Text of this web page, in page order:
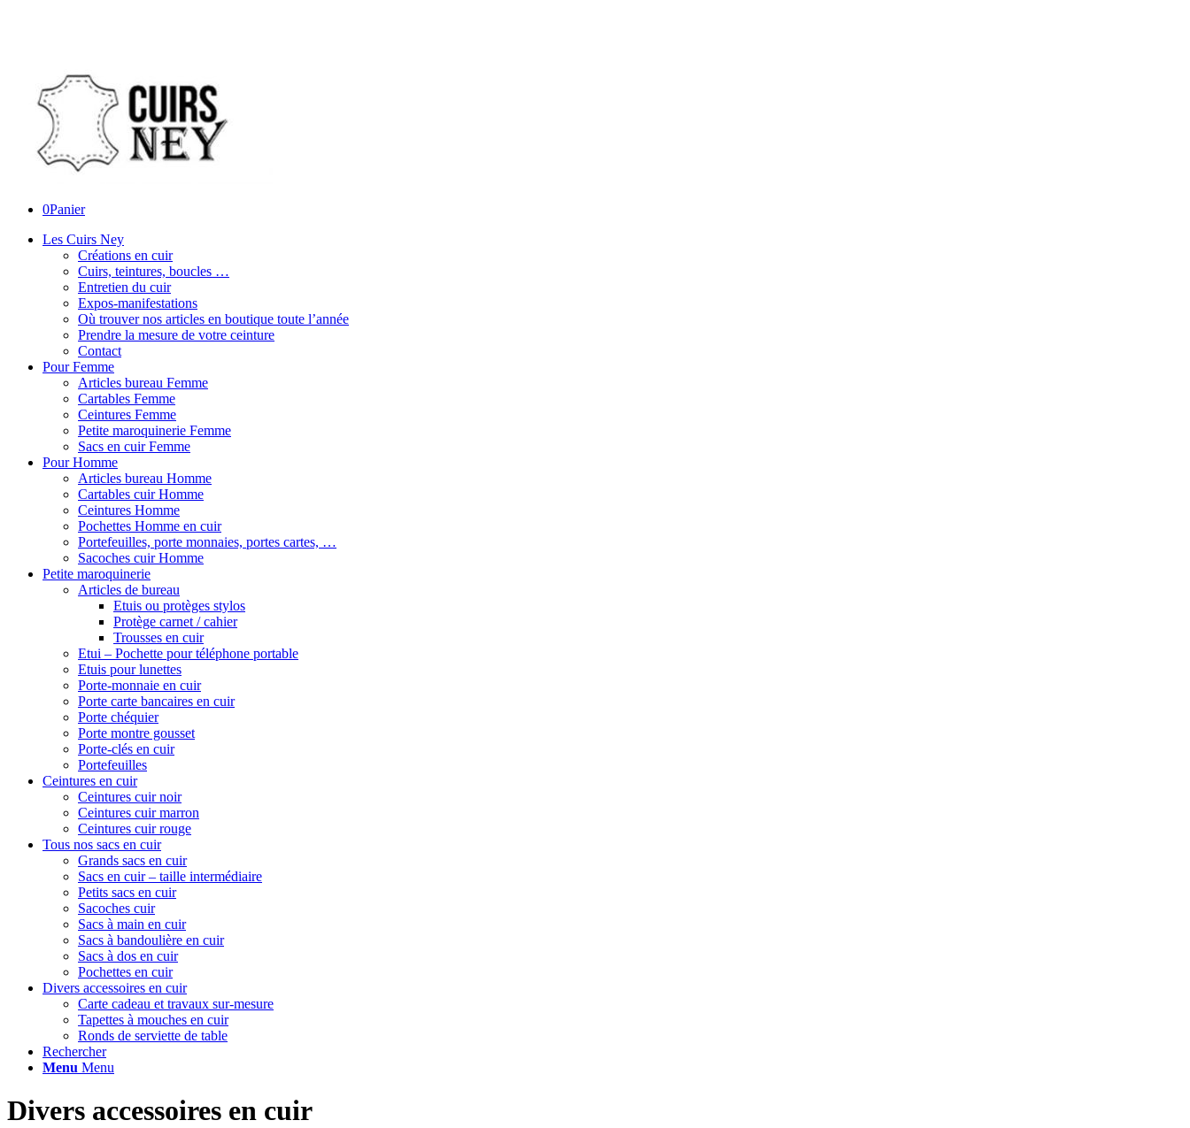
0Panier
Les Cuirs Ney
Créations en cuir
Cuirs, teintures, boucles …
Entretien du cuir
Expos-manifestations
Où trouver nos articles en boutique toute l’année
Prendre la mesure de votre ceinture
Contact
Pour Femme
Articles bureau Femme
Cartables Femme
Ceintures Femme
Petite maroquinerie Femme
Sacs en cuir Femme
Pour Homme
Articles bureau Homme
Cartables cuir Homme
Ceintures Homme
Pochettes Homme en cuir
Portefeuilles, porte monnaies, portes cartes, …
Sacoches cuir Homme
Petite maroquinerie
Articles de bureau
Etuis ou protèges stylos
Protège carnet / cahier
Trousses en cuir
Etui – Pochette pour téléphone portable
Etuis pour lunettes
Porte-monnaie en cuir
Porte carte bancaires en cuir
Porte chéquier
Porte montre gousset
Porte-clés en cuir
Portefeuilles
Ceintures en cuir
Ceintures cuir noir
Ceintures cuir marron
Ceintures cuir rouge
Tous nos sacs en cuir
Grands sacs en cuir
Sacs en cuir – taille intermédiaire
Petits sacs en cuir
Sacoches cuir
Sacs à main en cuir
Sacs à bandoulière en cuir
Sacs à dos en cuir
Pochettes en cuir
Divers accessoires en cuir
Carte cadeau et travaux sur-mesure
Tapettes à mouches en cuir
Ronds de serviette de table
Rechercher
Menu Menu
Divers accessoires en cuir